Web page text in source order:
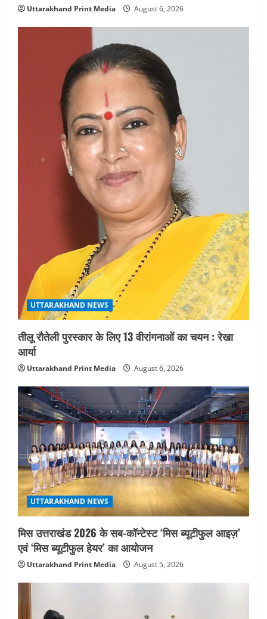
Uttarakhand Print Media August 6, 2026
UTTARAKHAND NEWS
तीलू रौतेली पुरस्कार के लिए 13 वीरांगनाओं का चयन : रेखा
आर्या
Uttarakhand Print Media August 6, 2026
UTTARAKHAND NEWS
मिस उत्तराखंड 2026 के सब-कॉन्टेस्ट ‘मिस ब्यूटीफुल आइज़’
एवं ‘मिस ब्यूटीफुल हेयर’ का आयोजन
Uttarakhand Print Media August 5, 2026